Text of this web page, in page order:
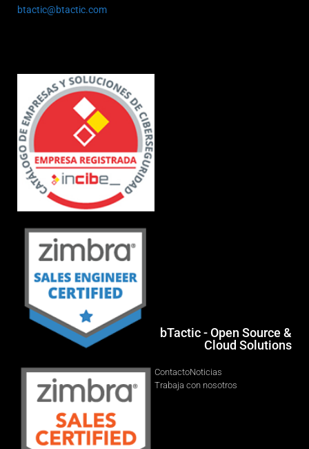
btactic@btactic.com
bTactic - Open Source &
Cloud Solutions
ContactoNoticias
Trabaja con nosotros